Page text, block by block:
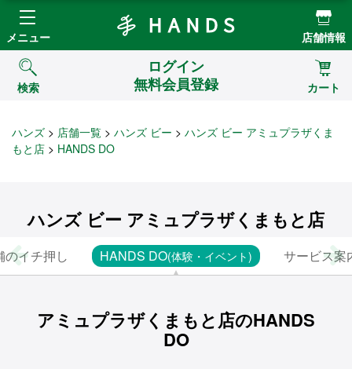
Hands ハンズ
メニュー 店舗情報
検索
ログイン
無料会員登録
カート
ハンズ 店舗一覧 ハンズ ビー
ハンズ ビー アミュプラザくま
もと店
HANDS DO
ハンズ ビー アミュプラザくまもと店
のイチ押し HANDS DO(体験・イベント) サービス案
アミュプラザくまもと店のHANDS
DO